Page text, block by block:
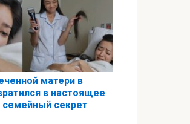
матери в
в настоящее
семейный секрет